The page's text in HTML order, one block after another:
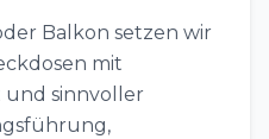
Balkon setzen wir
mit
sinnvoller